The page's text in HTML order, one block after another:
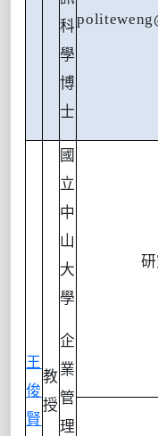
科
學
博
士
王
俊
賢
教
授
國
立
中
山
大
學
企
業
管
理